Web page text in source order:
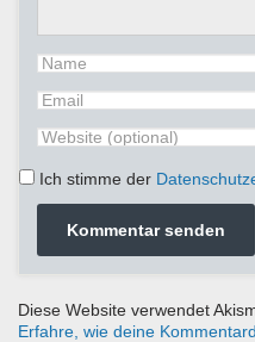
Ich stimme der
Diese Website verwendet
Erfahre, wie deine